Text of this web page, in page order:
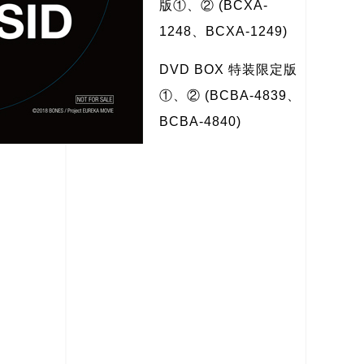
版①、② (BCXA-
1248、BCXA-1249)
DVD BOX 特装限定版
①、② (BCBA-4839、
BCBA-4840)